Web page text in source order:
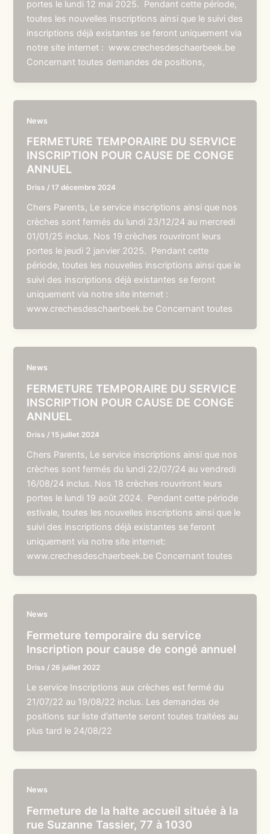
portes le lundi 12 mai 2025. Pendant cette période,
toutes les nouvelles inscriptions ainsi que le suivi des
inscriptions déjà existantes se feront uniquement via
notre site internet : www.crechesdeschaerbeek.be
Concernant toutes demandes de positions,
News
FERMETURE TEMPORAIRE DU SERVICE
INSCRIPTION POUR CAUSE DE CONGE
ANNUEL
Driss /17 décembre 2024
Chers Parents, Le service inscriptions ainsi que nos
crèches sont fermés du lundi 23/12/24 au mercredi
01/01/25 inclus. Nos 19 crèches rouvriront leurs
portes le jeudi 2 janvier 2025. Pendant cette
période, toutes les nouvelles inscriptions ainsi que le
suivi des inscriptions déjà existantes se feront
uniquement via notre site internet :
www.crechesdeschaerbeek.be Concernant toutes
News
FERMETURE TEMPORAIRE DU SERVICE
INSCRIPTION POUR CAUSE DE CONGE
ANNUEL
Driss /15 juillet 2024
Chers Parents, Le service inscriptions ainsi que nos
crèches sont fermés du lundi 22/07/24 au vendredi
16/08/24 inclus. Nos 18 crèches rouvriront leurs
portes le lundi 19 août 2024. Pendant cette période
estivale, toutes les nouvelles inscriptions ainsi que le
suivi des inscriptions déjà existantes se feront
uniquement via notre site internet:
www.crechesdeschaerbeek.be Concernant toutes
News
Fermeture temporaire du service
Inscription pour cause de congé annuel
Driss / 26 juillet 2022
Le service Inscriptions aux crèches est fermé du
21/07/22 au 19/08/22 inclus. Les demandes de
positions sur liste d’attente seront toutes traitées au
plus tard le 24/08/22
News
Fermeture de la halte accueil située à la
rue Suzanne Tassier, 77 à 1030